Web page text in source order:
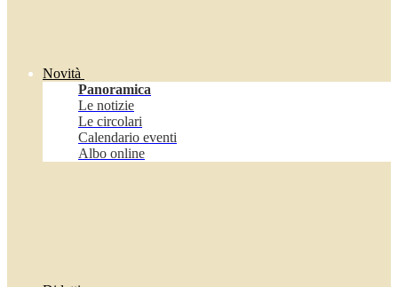
Novità
Panoramica
Le notizie
Le circolari
Calendario eventi
Albo online